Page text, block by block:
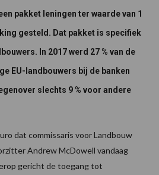
pakket leningen ter waarde van 1
gesteld. Dat pakket is specifiek
In 2017 werd 27 % van de
EU-landbouwers bij de banken
slechts 9 % voor andere
dat commissaris voor Landbouw
Andrew McDowell vandaag
gericht de toegang tot